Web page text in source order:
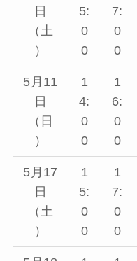
日
（土
）
5:
0
0
7:
0
0
5月11
日
（日
）
1
4:
0
0
1
6:
0
0
5月17
日
（土
）
1
5:
0
0
1
7:
0
0